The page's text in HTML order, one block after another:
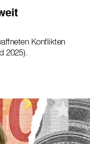
Konflikten
2025).